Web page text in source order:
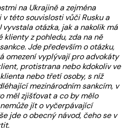
na Ukrajině a zejména
této souvislosti vůči Rusku a
vyvstala otázka, jak a nakolik má
klienty z pohledu, zda na ně
Jde především o otázku,
omezení vyplývají pro advokáty
protistrana nebo kdokoliv ve
nebo třetí osoby, s níž
mezinárodním sankcím, v
měl zjišťovat a co by mělo
jít o vyčerpávající
jde o obecný návod, čeho se v